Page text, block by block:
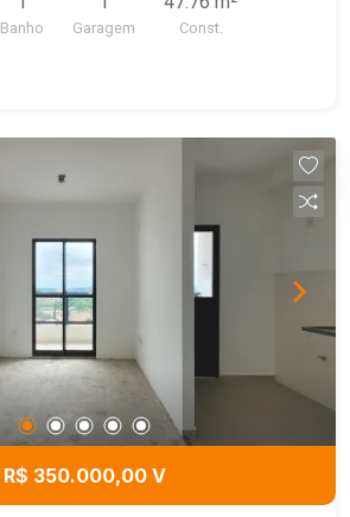
Banho Garagem Const.
R$ 350.000,00 V